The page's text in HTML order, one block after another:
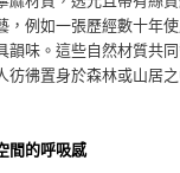
，例如一張歷經數十年
韻味。這些自然材質共
彷彿置身於森林或山居
間的呼吸感